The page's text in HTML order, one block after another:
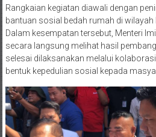
Rangkaian kegiatan diawali dengan
bantuan sosial bedah rumah di wilayah
Dalam kesempatan tersebut, Menteri
secara langsung melihat hasil
selesai dilaksanakan melalui
bentuk kepedulian sosial kepada